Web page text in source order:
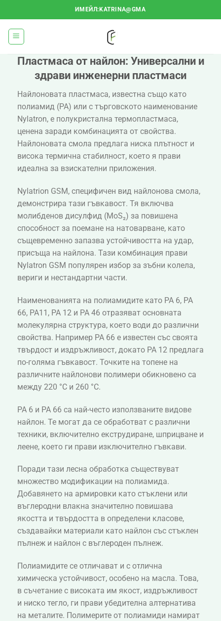
към
съдържанието
ИМЕЙЛ:KATRINA@GMA
Пластмаса от найлон: Универсални и
здрави инженерни пластмаси
Найлоновата пластмаса, известна също като
полиамид (PA) или с търговското наименование
Nylatron, е полукристална термопластмаса,
ценена заради комбинацията от свойства.
Найлоновата смола предлага ниска плътност и
висока термична стабилност, което я прави
идеална за взискателни приложения.
Nylatrion GSM, специфичен вид найлонова смола,
демонстрира тази гъвкавост. Тя включва
молибденов дисулфид (MoS₂) за повишена
способност за поемане на натоварване, като
същевременно запазва устойчивостта на удар,
присъща на найлона. Тази комбинация прави
Nylatron GSM популярен избор за зъбни колела,
вериги и нестандартни части.
Наименованията на полиамидите като PA 6, PA
66, PA11, PA 12 и PA 46 отразяват основната
молекулярна структура, което води до различни
свойства. Например PA 66 е известен със своята
твърдост и издръжливост, докато PA 12 предлага
по-голяма гъвкавост. Точките на топене на
различните найлонови полимери обикновено са
между 220 °C и 260 °C.
PA 6 и PA 66 са най-често използваните видове
найлон. Те могат да се обработват с различни
техники, включително екструдиране, шприцване и
леене, което ги прави изключително гъвкави.
Поради тази лесна обработка съществуват
множество модификации на полиамида.
Добавянето на армировки като стъклени или
въглеродни влакна значително повишава
якостта и твърдостта в определени класове,
създавайки материали като найлон със стъклен
пълнеж и найлон с въглероден пълнеж.
Полиамидите се отличават и с отлична
химическа устойчивост, особено на масла. Това,
в съчетание с високата им якост, издръжливост
и ниско тегло, ги прави убедителна алтернатива
на металите. Полимерите от полиамиди намират